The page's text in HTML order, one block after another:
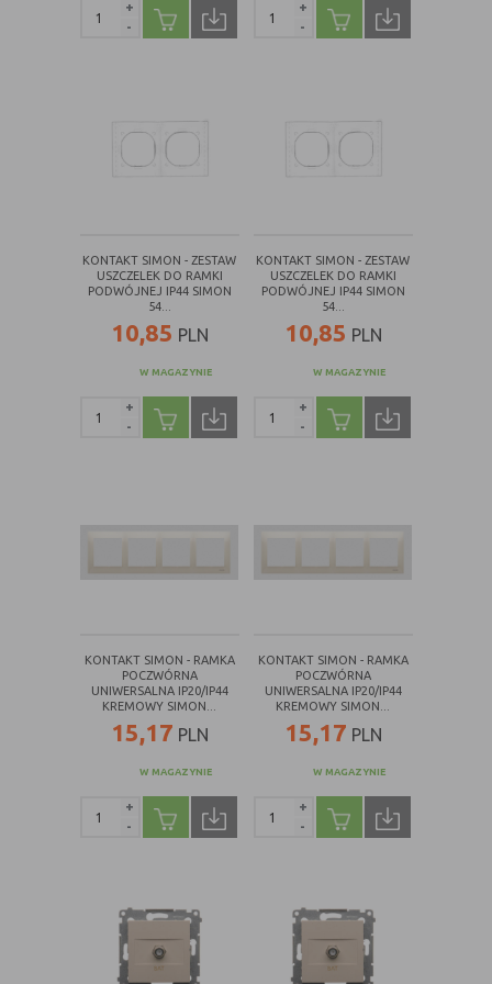
internetowej.
-
+
-
+
KONTAKT SIMON - ZESTAW
USZCZELEK DO RAMKI
PODWÓJNEJ IP44 SIMON
54...
10,85 PLN
W MAGAZYNIE
-
+
KONTAKT SIMON - ZESTAW
USZCZELEK DO RAMKI
PODWÓJNEJ IP44 SIMON
54...
10,85 PLN
W MAGAZYNIE
-
+
KONTAKT SIMON - RAMKA
POCZWÓRNA
UNIWERSALNA IP20/IP44
KREMOWY SIMON...
15,17 PLN
W MAGAZYNIE
-
+
KONTAKT SIMON - RAMKA
POCZWÓRNA
UNIWERSALNA IP20/IP44
KREMOWY SIMON...
15,17 PLN
W MAGAZYNIE
-
+